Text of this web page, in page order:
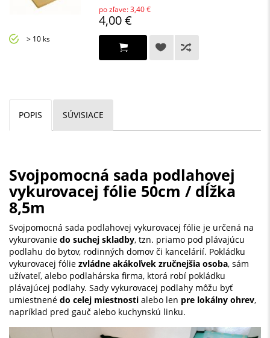
> 10 ks
po zľave: 3,40 €
4,00 €
POPIS SÚVISIACE
Svojpomocná sada podlahovej
vykurovacej fólie 50cm / dĺžka
8,5m
Svojpomocná sada podlahovej vykurovacej fólie je určená na
vykurovanie do suchej skladby, tzn. priamo pod plávajúcu
podlahu do bytov, rodinných domov či kancelárií. Pokládku
vykurovacej fólie zvládne akákoľvek zručnejšia osoba, sám
užívateľ, alebo podlahárska firma, ktorá robí pokládku
plávajúcej podlahy. Sady vykurovacej podlahy môžu byť
umiestnené do celej miestnosti alebo len pre lokálny ohrev,
napríklad pred gauč alebo kuchynskú linku.